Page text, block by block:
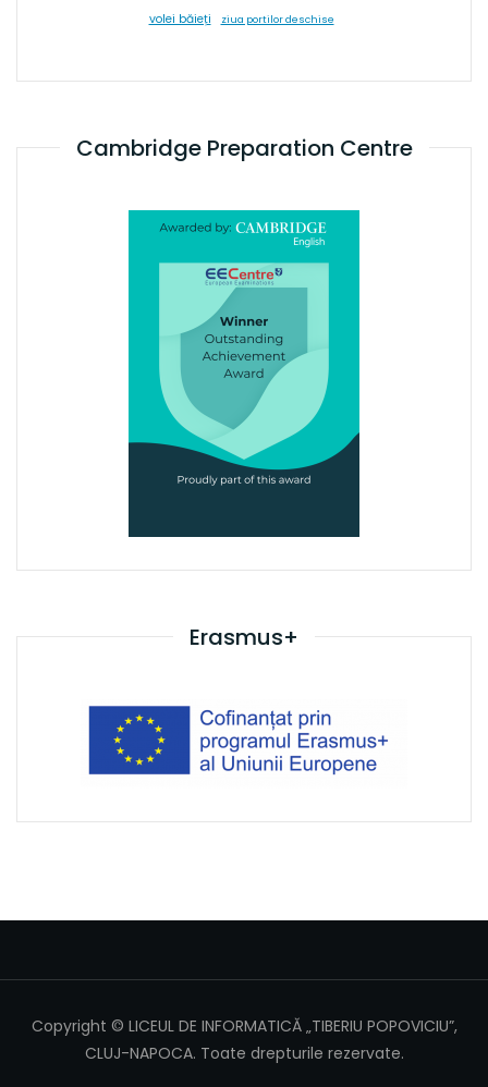
volei băieți ziua portilor deschise
Cambridge Preparation Centre
Erasmus+
Copyright © LICEUL DE INFORMATICĂ „TIBERIU POPOVICIU”,
CLUJ-NAPOCA. Toate drepturile rezervate.